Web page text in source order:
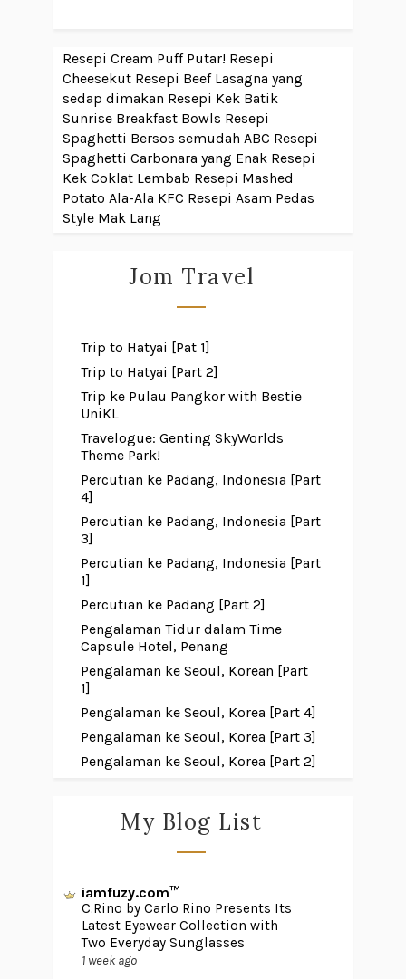
Resepi Cream Puff Putar! Resepi
Cheesekut Resepi Beef Lasagna yang
sedap dimakan Resepi Kek Batik
Sunrise Breakfast Bowls Resepi
Spaghetti Bersos semudah ABC Resepi
Spaghetti Carbonara yang Enak Resepi
Kek Coklat Lembab Resepi Mashed
Potato Ala-Ala KFC Resepi Asam Pedas
Style Mak Lang
Jom Travel
Trip to Hatyai [Pat 1]
Trip to Hatyai [Part 2]
Trip ke Pulau Pangkor with Bestie
UniKL
Travelogue: Genting SkyWorlds
Theme Park!
Percutian ke Padang, Indonesia [Part
4]
Percutian ke Padang, Indonesia [Part
3]
Percutian ke Padang, Indonesia [Part
1]
Percutian ke Padang [Part 2]
Pengalaman Tidur dalam Time
Capsule Hotel, Penang
Pengalaman ke Seoul, Korean [Part
1]
Pengalaman ke Seoul, Korea [Part 4]
Pengalaman ke Seoul, Korea [Part 3]
Pengalaman ke Seoul, Korea [Part 2]
My Blog List
iamfuzy.com™
C.Rino by Carlo Rino Presents Its
Latest Eyewear Collection with
Two Everyday Sunglasses
1 week ago